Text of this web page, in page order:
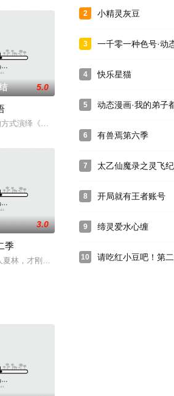
踏上除魔卫道的旅途。现如今，世间已历经五百
会下穿越到未知世界，却因为沉迷女色而使自
的撼动和打击，代表着正义的围棋精神和代
5.0
式演绎《世说新语》中各种关于吃的故事，
公敌“元一”策动了一场诡谲浩大的
，对抗利用黑暗能量精灵占领丛林岛的火花军
3.0
季
夏林，才刚出道就发现身患绝症，命悬一线之
2 小精灵灰豆
3 一千零一种色号·动
4 快乐星猫
5 动态漫画·我的弟子
6 有兽焉第六季
7 太乙仙魔录之灵飞
8 开局就有王者账号
9 缔灵爱水心缠
10 请吃红小豆吧！第